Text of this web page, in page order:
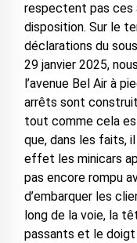
respectent pas ces
disposition. Sur le
déclarations du
29 janvier 2025,
l’avenue Bel Air à
arrêts sont
tout comme cela
que, dans les faits,
effet les minicars
pas encore rompu
d’embarquer les
long de la voie, la
passants et le